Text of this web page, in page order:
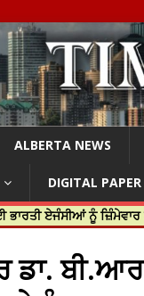
ALBERTA NEWS
DIGITAL PAPER
ਨੂੰ ਜ਼ਿੰਮੇਵਾਰ ਠਹਿਰਾਇਆ
ਡਾ.